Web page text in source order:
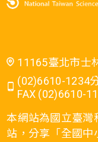
11165臺北市士
(02)6610-1234
FAX (02)6610-
本網站為國立臺灣
站，分享「全國中